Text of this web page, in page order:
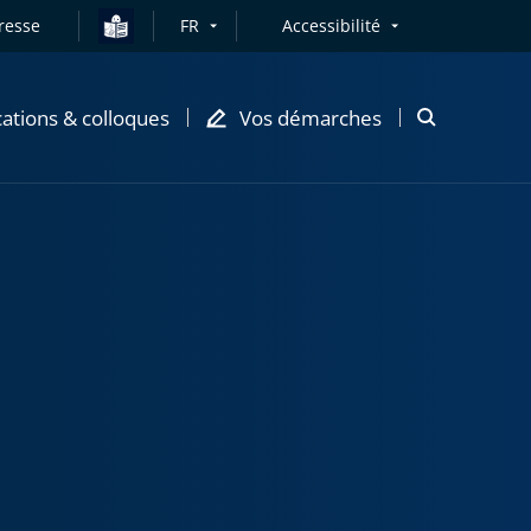
FR Accessibilité
& colloques Vos démarches
Ouvrir